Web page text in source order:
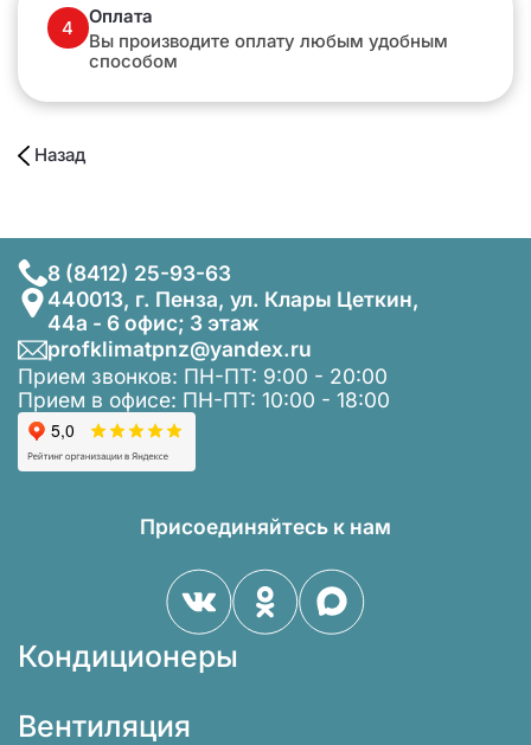
4
Оплата
Вы производите оплату любым удобным
способом
Назад
8 (8412) 25-93-63
440013, г. Пенза, ул. Клары Цеткин,
44а - 6 офис; 3 этаж
profklimatpnz@yandex.ru
Прием звонков: ПН-ПТ: 9:00 - 20:00
Прием в офисе: ПН-ПТ: 10:00 - 18:00
Присоединяйтесь к нам
Кондиционеры
Вентиляция